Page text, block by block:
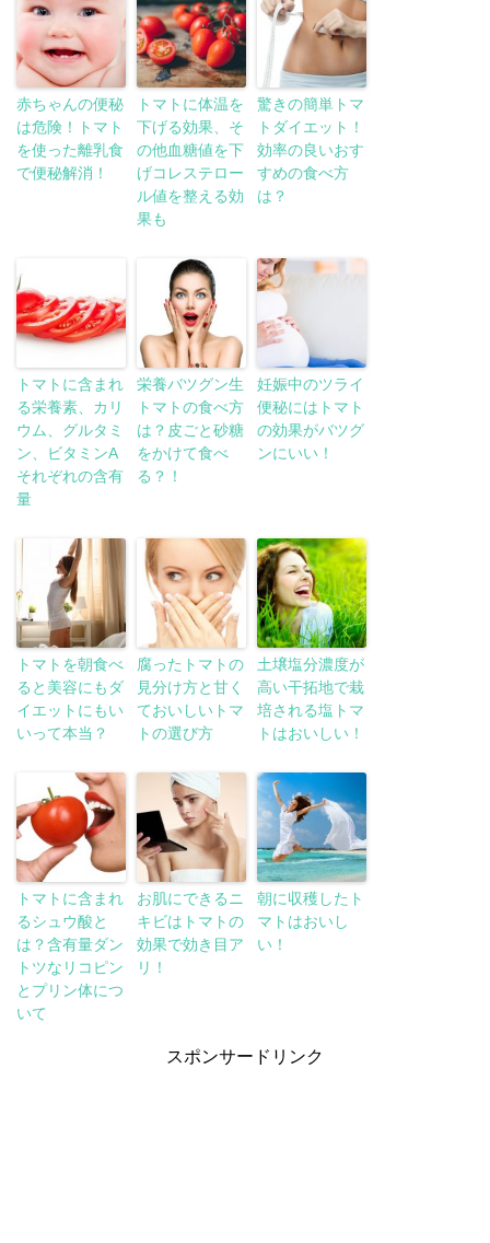
赤ちゃんの便秘
は危険！トマト
を使った離乳食
で便秘解消！
トマトに体温を
下げる効果、そ
の他血糖値を下
げコレステロー
ル値を整える効
果も
驚きの簡単トマ
トダイエット！
効率の良いおす
すめの食べ方
は？
トマトに含まれ
る栄養素、カリ
ウム、グルタミ
ン、ビタミンA
それぞれの含有
量
栄養バツグン生
トマトの食べ方
は？皮ごと砂糖
をかけて食べ
る？！
妊娠中のツライ
便秘にはトマト
の効果がバツグ
ンにいい！
トマトを朝食べ
ると美容にもダ
イエットにもい
いって本当？
腐ったトマトの
見分け方と甘く
ておいしいトマ
トの選び方
土壌塩分濃度が
高い干拓地で栽
培される塩トマ
トはおいしい！
トマトに含まれ
るシュウ酸と
は？含有量ダン
トツなリコピン
とプリン体につ
いて
お肌にできるニ
キビはトマトの
効果で効き目ア
リ！
朝に収穫したト
マトはおいし
い！
スポンサードリンク